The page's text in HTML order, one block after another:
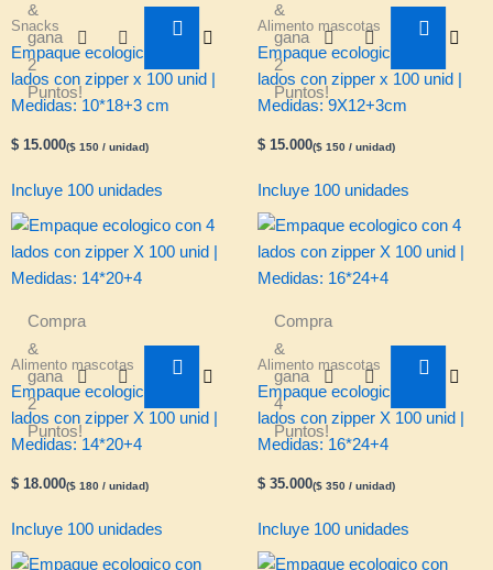
&
gana
2
Puntos!
Snacks
Empaque ecologico con 4
lados con zipper x 100 unid |
Medidas: 10*18+3 cm
$ 15.000($ 150 / unidad)
Incluye 100 unidades
&
gana
2
Puntos!
Alimento mascotas
Empaque ecologico con 4
lados con zipper x 100 unid |
Medidas: 9X12+3cm
$ 15.000($ 150 / unidad)
Incluye 100 unidades
Compra
&
gana
2
Puntos!
Alimento mascotas
Empaque ecologico con 4
lados con zipper X 100 unid |
Medidas: 14*20+4
$ 18.000($ 180 / unidad)
Incluye 100 unidades
Compra
&
gana
4
Puntos!
Alimento mascotas
Empaque ecologico con 4
lados con zipper X 100 unid |
Medidas: 16*24+4
$ 35.000($ 350 / unidad)
Incluye 100 unidades